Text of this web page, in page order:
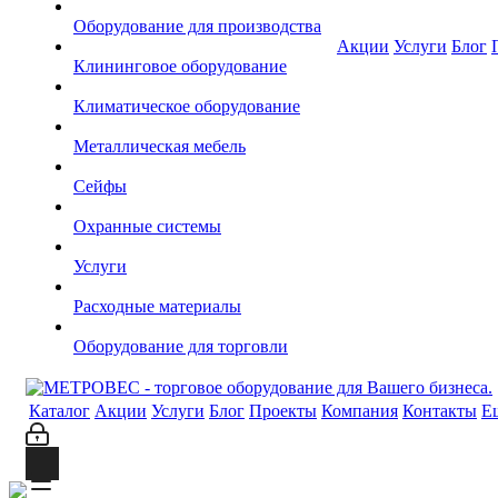
Оборудование для производства
Клининговое оборудование
Климатическое оборудование
Металлическая мебель
Сейфы
Охранные системы
Услуги
Расходные материалы
Оборудование для торговли
Акции Услуги Блог
Каталог Акции Услуги Блог Проекты Компания Контакты